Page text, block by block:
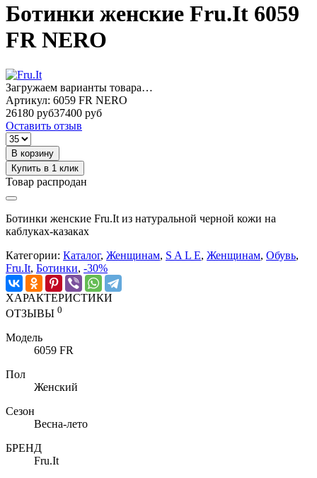
Ботинки женские Fru.It 6059
FR NERO
Загружаем варианты товара…
Артикул: 6059 FR NERO
26180 руб37400 руб
Оставить отзыв
В корзину
Купить в 1 клик
Товар распродан
Ботинки женские Fru.It из натуральной черной кожи на
каблуках-казаках
Категории: Каталог, Женщинам, S A L E, Женщинам, Обувь,
Fru.It, Ботинки, -30%
ХАРАКТЕРИСТИКИ
ОТЗЫВЫ 0
Модель
6059 FR
Пол
Женский
Сезон
Весна-лето
БРЕНД
Fru.It